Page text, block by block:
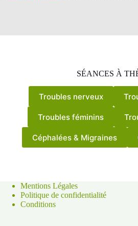
SÉANCES À
Troubles nerveux
Troubles féminins
Céphalées & Migraines
Mentions Légales
Politique de confidentialité
Conditions